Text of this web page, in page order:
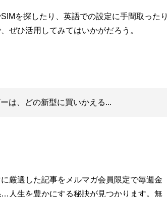
を探したり、英語での設定に手間取ったり
ぜひ活用してみてはいかがだろう。
は、どの新型に買いかえる...
厳選した記事をメルマガ会員限定で毎週金
人生を豊かにする秘訣が見つかります。無